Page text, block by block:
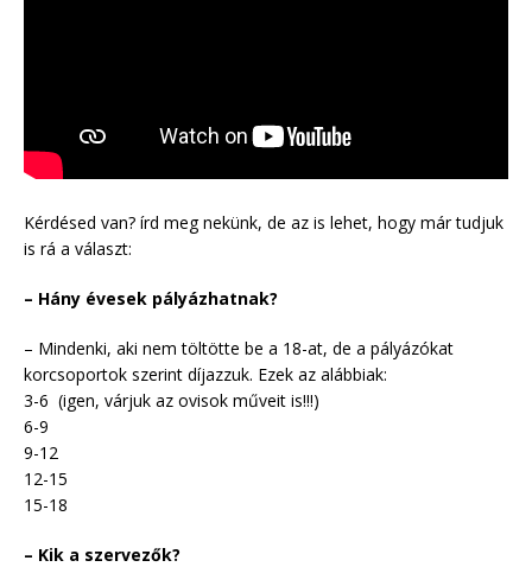
Kérdésed van? írd meg nekünk, de az is lehet, hogy már tudjuk
is rá a választ:
– Hány évesek pályázhatnak?
– Mindenki, aki nem töltötte be a 18-at, de a pályázókat
korcsoportok szerint díjazzuk. Ezek az alábbiak:
3-6 (igen, várjuk az ovisok műveit is!!!)
6-9
9-12
12-15
15-18
– Kik a szervezők?